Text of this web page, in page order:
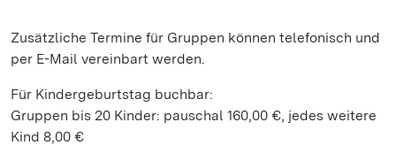
Zusätzliche Termine für Gruppen können telefonisch und
per E-Mail vereinbart werden.
Für Kindergeburtstag buchbar:
Gruppen bis 20 Kinder: pauschal 160,00 €, jedes weitere
Kind 8,00 €